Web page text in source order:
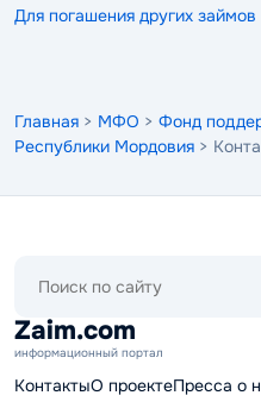
Для погашения других займов
Главная > МФО > Фонд
Республики Мордовия >
сайту
Zaim.com
информационный портал
КонтактыО проектеПресса о